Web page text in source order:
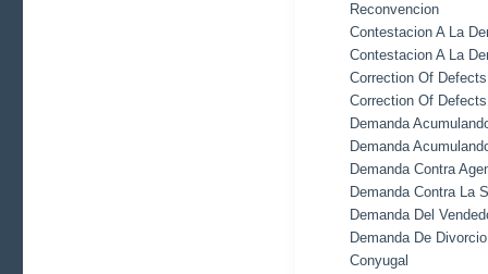
Reconvencion
Contestacion A La
Contestacion A La
Correction Of
Correction Of
Demanda
Demanda
Demanda Contra
Demanda Contra La
Demanda Del
Demanda De
Conyugal